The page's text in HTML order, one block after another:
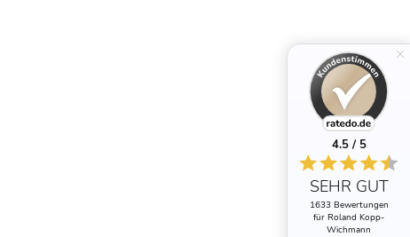
4.5 / 5
SEHR GUT
1633 Bewertungen
für Roland Kopp-
Wichmann